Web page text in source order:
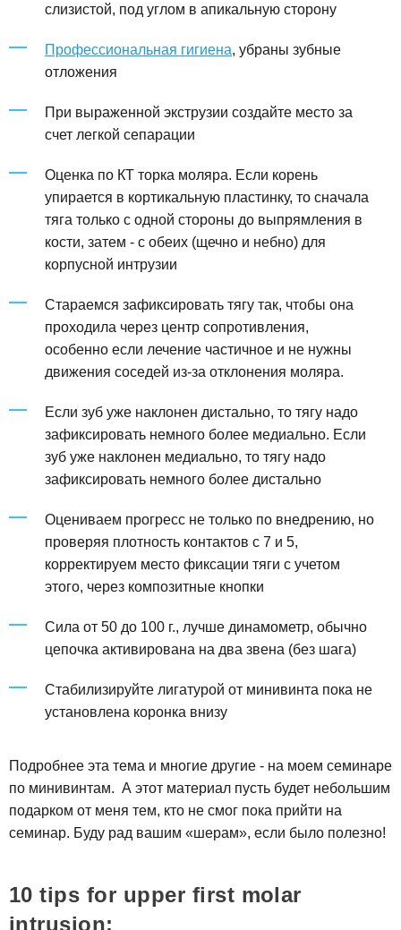
слизистой, под углом в апикальную сторону
Профессиональная гигиена, убраны зубные
отложения
При выраженной экструзии создайте место за
счет легкой сепарации
Оценка по КТ торка моляра. Если корень
упирается в кортикальную пластинку, то сначала
тяга только с одной стороны до выпрямления в
кости, затем - с обеих (щечно и небно) для
корпусной интрузии
Стараемся зафиксировать тягу так, чтобы она
проходила через центр сопротивления,
особенно если лечение частичное и не нужны
движения соседей из-за отклонения моляра.
Если зуб уже наклонен дистально, то тягу надо
зафиксировать немного более медиально. Если
зуб уже наклонен медиально, то тягу надо
зафиксировать немного более дистально
Оцениваем прогресс не только по внедрению, но
проверяя плотность контактов с 7 и 5,
корректируем место фиксации тяги с учетом
этого, через композитные кнопки
Сила от 50 до 100 г., лучше динамометр, обычно
цепочка активирована на два звена (без шага)
Стабилизируйте лигатурой от минивинта пока не
установлена коронка внизу
Подробнее эта тема и многие другие - на моем семинаре
по минивинтам. А этот материал пусть будет небольшим
подарком от меня тем, кто не смог пока прийти на
семинар. Буду рад вашим «шерам», если было полезно!
10 tips for upper first molar
intrusion: